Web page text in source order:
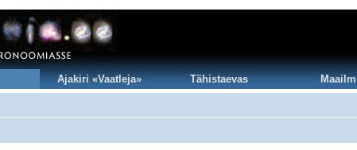
Ajakiri «Vaatleja» Tähistaevas Maailm